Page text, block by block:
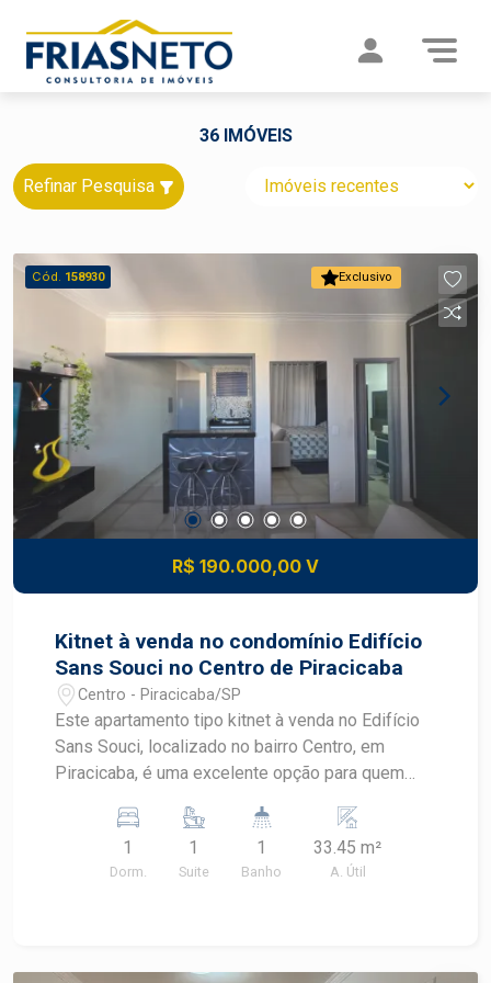
36 IMÓVEIS
Refinar Pesquisa
Exclusivo
Cód. 158930
R$ 190.000,00 V
Kitnet à venda no condomínio Edifício
Sans Souci no Centro de Piracicaba
Centro - Piracicaba/SP
Este apartamento tipo kitnet à venda no Edifício
Sans Souci, localizado no bairro Centro, em
Piracicaba, é uma excelente opção para quem
estratégica. Com ambientes atualizados, móveis
planejados e ótimo aproveitamento dos espaços,
o imóvel oferece funcionalidade para morar ou
1
Dorm.
1
Suite
1
Banho
33.45 m²
A. Útil